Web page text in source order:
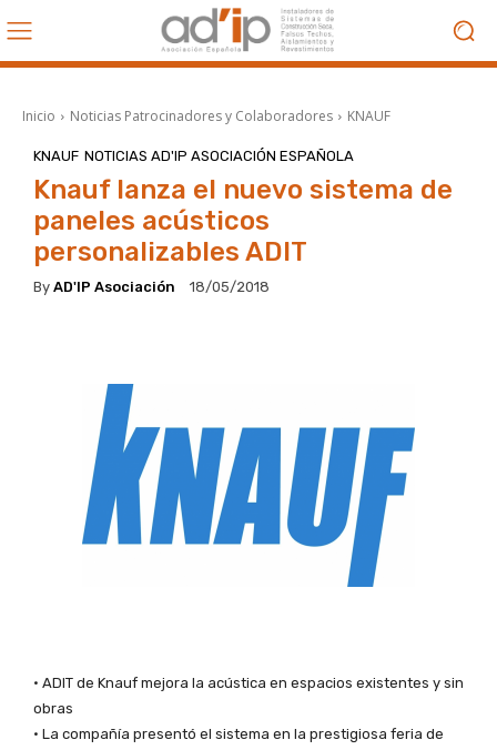
Inicio Noticias Patrocinadores y Colaboradores KNAUF
KNAUF NOTICIAS AD'IP ASOCIACIÓN ESPAÑOLA
Knauf lanza el nuevo sistema de
paneles acústicos
personalizables ADIT
By AD'IP Asociación 18/05/2018
• ADIT de Knauf mejora la acústica en espacios existentes y sin
obras
• La compañía presentó el sistema en la prestigiosa feria de